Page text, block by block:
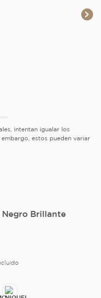
intentan igualar los
estos pueden variar
Brillante